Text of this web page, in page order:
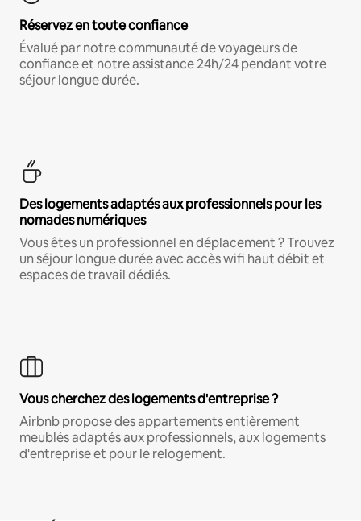
Réservez en toute confiance
Évalué par notre communauté de voyageurs de
confiance et notre assistance 24h/24 pendant votre
séjour longue durée.
Des logements adaptés aux professionnels pour les
nomades numériques
Vous êtes un professionnel en déplacement ? Trouvez
un séjour longue durée avec accès wifi haut débit et
espaces de travail dédiés.
Vous cherchez des logements d'entreprise ?
Airbnb propose des appartements entièrement
meublés adaptés aux professionnels, aux logements
d'entreprise et pour le relogement.